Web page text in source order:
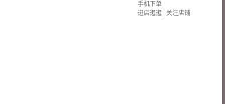
手机下单
进店逛逛
关注店铺